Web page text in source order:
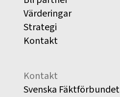
Värderingar
Strategi
Kontakt
Kontakt
Svenska Fäktförbundet